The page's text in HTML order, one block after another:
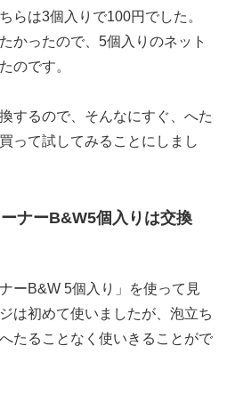
らは3個入りで100円でした。
かったので、5個入りのネット
のです。
するので、そんなにすぐ、へた
って試してみることにしまし
ナーB&W5個入りは交換
ーB&W 5個入り」を使って見
は初めて使いましたが、泡立ち
たることなく使いきることがで